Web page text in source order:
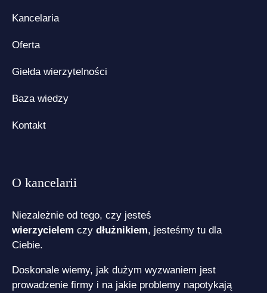
Kancelaria
Oferta
Giełda wierzytelności
Baza wiedzy
Kontakt
O kancelarii
Niezależnie od tego, czy jesteś
wierzycielem czy dłużnikiem, jesteśmy tu dla
Ciebie.
Doskonale wiemy, jak dużym wyzwaniem jest
prowadzenie firmy i na jakie problemy napotykają